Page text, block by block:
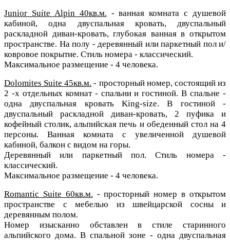
Junior Suite Alpin 40кв.м. - ванная комната с душевой
кабиной, одна двуспальная кровать, двуспальный
раскладной диван-кровать,глубокая ванная в открытом
пространстве. На полу - деревянный или паркетный пол и/
ковровое покрытие. Стиль номера - классический.
Максимальное размещение - 4 человека.
Dolomites Suite 45кв.м. - просторный номер, состоящий из
2 -х отдельных комнат - спальни и гостиной.В спальне -
одна двуспальная кровать King-size. В гостиной -
двуспальный раскладной диван-кровать, 2 пуфика и
кофейный столик,альпийская печь и обеденный стол на 4
персоны. Ванная комната с увеличенной душевой
кабиной, балкон с видом на горы.
Деревянный или паркетный пол. Стиль номера -
классический.
Максимальное размещение - 4 человека.
Romantic Suite 60кв.м. - просторный номер в открытом
пространстве с мебелью из швейцарской сосны и
деревянным полом.
Номер изысканно обставлен в стиле старинного
альпийского дома. В спальной зоне - одна двуспальная